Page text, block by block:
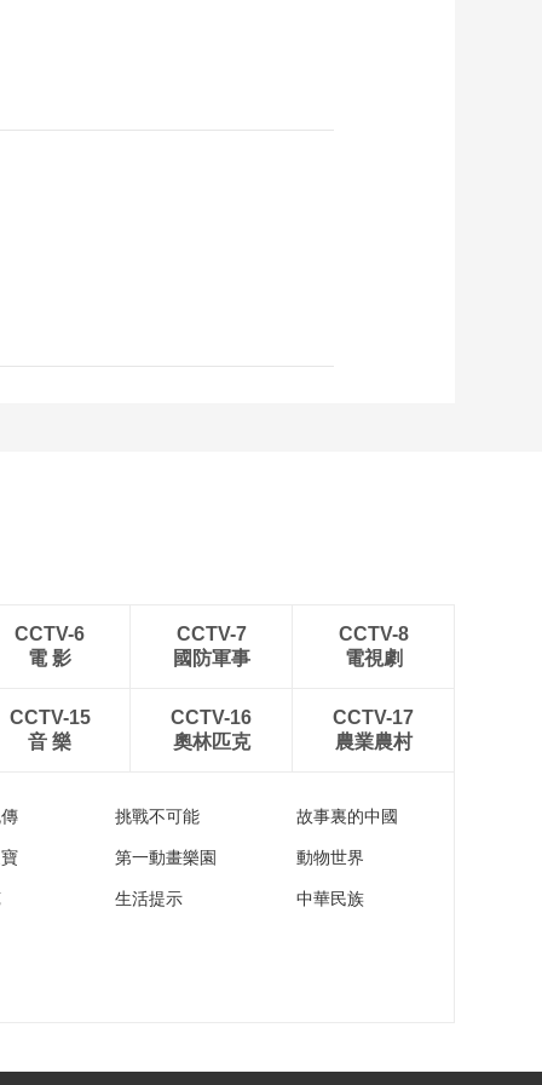
CCTV-6
電 影
CCTV-7
國防軍事
CCTV-8
電視劇
CCTV-15
音 樂
CCTV-16
奧林匹克
CCTV-17
農業農村
挑戰不可能 故事裏的中國
第一動畫樂園 動物世界
生活提示 中華民族